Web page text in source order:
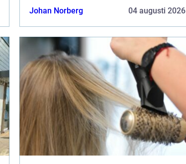
Johan Norberg 04 augusti 2026